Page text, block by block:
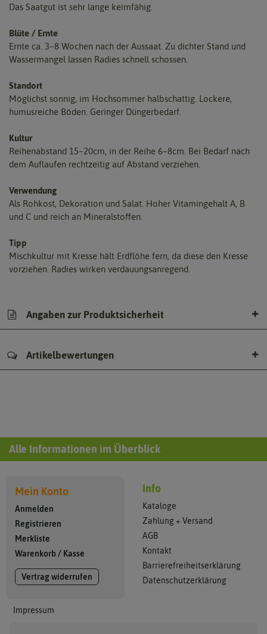
Das Saatgut ist sehr lange keimfähig.
Blüte / Ernte
Ernte ca. 3–8 Wochen nach der Aussaat. Zu dichter Stand und
Wassermangel lassen Radies schnell schossen.
Standort
Möglichst sonnig, im Hochsommer halbschattig. Lockere,
humusreiche Böden. Geringer Düngerbedarf.
Kultur
Reihenabstand 15–20cm, in der Reihe 6–8cm. Bei Bedarf nach
dem Auflaufen rechtzeitig auf Abstand verziehen.
Verwendung
Als Rohkost, Dekoration und Salat. Hoher Vitamingehalt A, B
und C und reich an Mineralstoffen.
Tipp
Mischkultur mit Kresse hält Erdflöhe fern, da diese den Kresse
vorziehen. Radies wirken verdauungsanregend.
Angaben zur Produktsicherheit
Artikelbewertungen
Alle Informationen im Überblick
Mein Konto
Anmelden
Registrieren
Merkliste
Warenkorb/ Kasse
Vertrag widerrufen
Impressum
Info
Kataloge
Zahlung + Versand
AGB
Kontakt
Barrierefreiheitserklärung
Datenschutzerklärung